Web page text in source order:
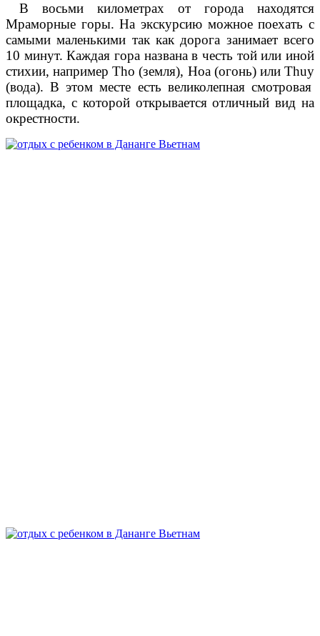
В восьми километрах от города находятся
Мраморные горы. На экскурсию можное поехать с
самыми маленькими так как дорога занимает всего
10 минут. Каждая гора названа в честь той или иной
стихии, напримерTho (земля), Hoa(огонь) илиThuy
(вода). В этом месте есть великолепная смотровая
площадка, с которой открывается отличный вид на
окрестности.